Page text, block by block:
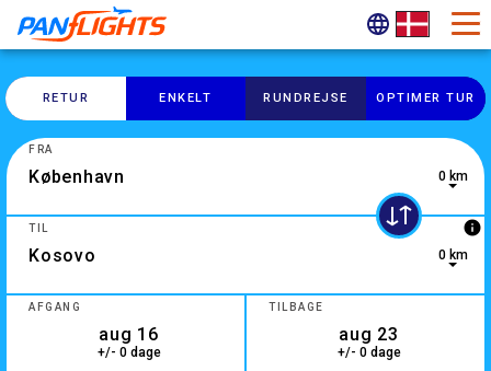
RETUR ENKELT RUNDREJSE OPTIMER TUR
0 results are available, use up and down arrow keys to
FRA
0 km
3 results are available, use up and down arrow keys to
TIL info
0 km
AFGANG
+/- 0 dage
TILBAGE
+/- 0 dage